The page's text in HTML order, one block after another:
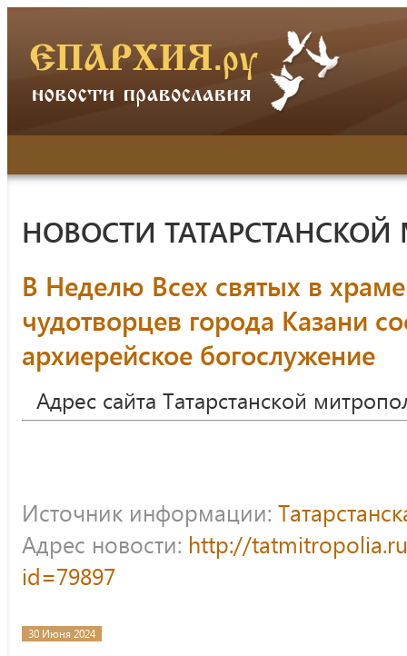
НОВОСТИ
В Неделю Всех святых в
чудотворцев города Казани
архиерейское богослужение
Адрес сайта Татарстанской
Источник информации:
Адрес новости: http://
id=79897
30 Июня 2024